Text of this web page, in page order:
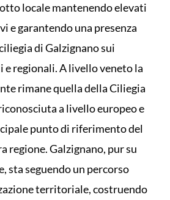
locale mantenendo elevati
e garantendo una presenza
di Galzignano sui
regionali. A livello veneto la
rimane quella della Ciliegia
a livello europeo e
punto di riferimento del
regione. Galzignano, pur su
sta seguendo un percorso
territoriale, costruendo